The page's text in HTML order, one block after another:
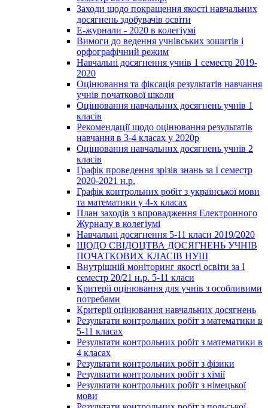
Заходи щодо покращення якості навчальних
досягнень здобувачів освіти
Е-журнали - 2020 в колегіумі
Вимоги до ведення учнівських зошитів і
орфографічний режим
Навчальні досягнення учнів 1 семестр 2019-
2020
Оцінювання та фіксація результатів навчання
учнів початкової школи
Оцінювання навчальних досягнень учнів 1
класів
Рекомендації щодо оцінювання результатів
навчання в 3-4 класах у 2020р
Оцінювання навчальних досягнень учнів 2
класів
Графік проведення зрізів знань за І семестр
2020-2021 н.р.
Графік контрольних робіт з української мови
та математики у 4-х класах
План заходів з впровадження Електронного
Журналу в колегіумі
Навчальні досягнення 5-11 класи 2019/2020
ЩОДО СВІДОЦТВА ДОСЯГНЕНЬ УЧНІВ
ПОЧАТКОВИХ КЛАСІВ НУШ
Внутрішній моніторинг якості освіти за І
семестр 20/21 н.р. 5-11 класи
Критерії оцінювання для учнів з особливими
потребами
Критерії оцінювання навчальних досягнень
Результати контрольних робіт з математики в
5-11 класах
Результати контрольних робіт з математики в
4 класах
Результати контрольних робіт з фізики
Результати контрольних робіт з хімії
Результати контрольних робіт з німецької
мови